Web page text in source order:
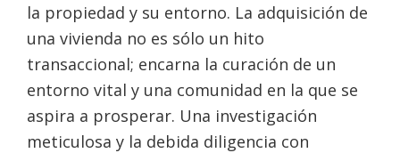
la propiedad y su entorno. La adquisición de
una vivienda no es sólo un hito
transaccional; encarna la curación de un
entorno vital y una comunidad en la que se
aspira a prosperar. Una investigación
meticulosa y la debida diligencia con